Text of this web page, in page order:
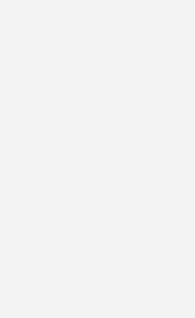
gilt für alle
fernablesbare Wärmezähler
sind solche Messgeräte schon
die alten Wärme- und
bis Ende 2026. Bis dahin
ausgetauscht werden.
(HeizkostenV), der der Bundesrat
die EU-Energieeffizienz-Richtlinie